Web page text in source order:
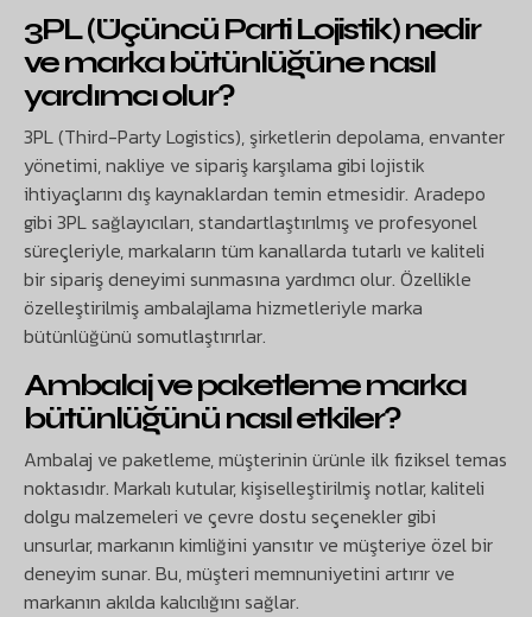
3PL (Üçüncü Parti Lojistik) nedir
ve marka bütünlüğüne nasıl
yardımcı olur?
3PL (Third-Party Logistics), şirketlerin depolama, envanter
yönetimi, nakliye ve sipariş karşılama gibi lojistik
ihtiyaçlarını dış kaynaklardan temin etmesidir. Aradepo
gibi 3PL sağlayıcıları, standartlaştırılmış ve profesyonel
süreçleriyle, markaların tüm kanallarda tutarlı ve kaliteli
bir sipariş deneyimi sunmasına yardımcı olur. Özellikle
özelleştirilmiş ambalajlama hizmetleriyle marka
bütünlüğünü somutlaştırırlar.
Ambalaj ve paketleme marka
bütünlüğünü nasıl etkiler?
Ambalaj ve paketleme, müşterinin ürünle ilk fiziksel temas
noktasıdır. Markalı kutular, kişiselleştirilmiş notlar, kaliteli
dolgu malzemeleri ve çevre dostu seçenekler gibi
unsurlar, markanın kimliğini yansıtır ve müşteriye özel bir
deneyim sunar. Bu, müşteri memnuniyetini artırır ve
markanın akılda kalıcılığını sağlar.